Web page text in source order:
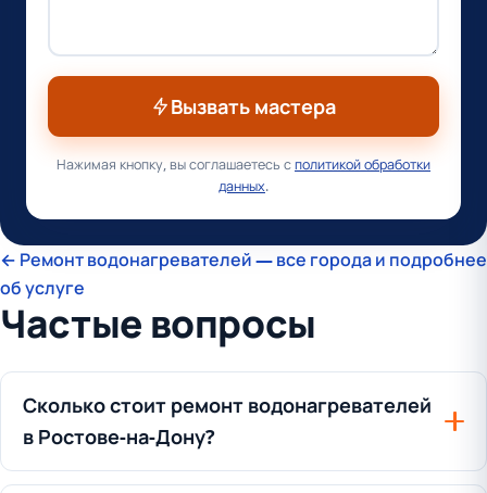
Вызвать мастера
Нажимая кнопку, вы соглашаетесь сполитикой обработки
данных.
← Ремонт водонагревателей — все города и подробнее
об услуге
Частые вопросы
Сколько стоит ремонт водонагревателей
в Ростове-на-Дону?